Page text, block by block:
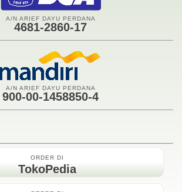
A/N ARIEF DAYU PERDANA
4681-2860-17
A/N ARIEF DAYU PERDANA
900-00-1458850-4
ORDER DI
TokoPedia